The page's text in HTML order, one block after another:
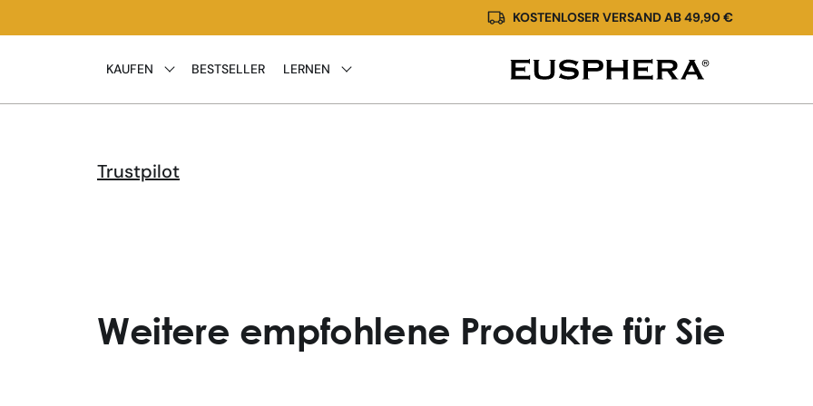
zum
KOSTENLOSER VERSAND AB 49,90 €
KAUFEN BESTSELLER LERNEN
Trustpilot
Weitere empfohlene Produkte für Sie